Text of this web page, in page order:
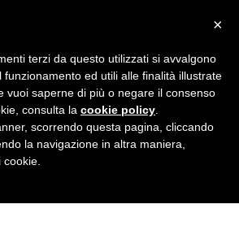
Flipnet
school 13 – 17 luglio 2022 Levico Terme
×
terzi da questo utilizzati si avvalgono
funzionamento ed utili alle finalità illustrate
vuoi saperne di più o negare il consenso
consulta la cookie policy
scorrendo questa pagina, cliccando
la navigazione in altra maniera,